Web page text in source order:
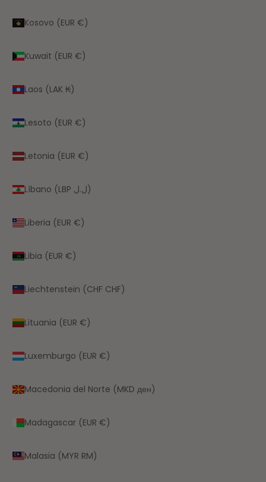
Kosovo (EUR €)
Kuwait (EUR €)
Laos (LAK ₭)
Lesoto (EUR €)
Letonia (EUR €)
Líbano (LBP ل.ل)
Liberia (EUR €)
Libia (EUR €)
Liechtenstein (CHF CHF)
Lituania (EUR €)
Luxemburgo (EUR €)
Macedonia del Norte (MKD ден)
Madagascar (EUR €)
Malasia (MYR RM)